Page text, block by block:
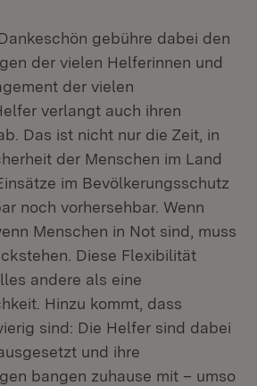
gebühre dabei den
der vielen Helferinnen und
der vielen
verlangt auch ihren
Das ist nicht nur die Zeit, in
der Menschen im Land
im Bevölkerungsschutz
noch vorhersehbar. Wenn
Menschen in Not sind, muss
Diese Flexibilität
andere als eine
Hinzu kommt, dass
sind: Die Helfer sind dabei
und ihre
bangen zuhause mit – umso